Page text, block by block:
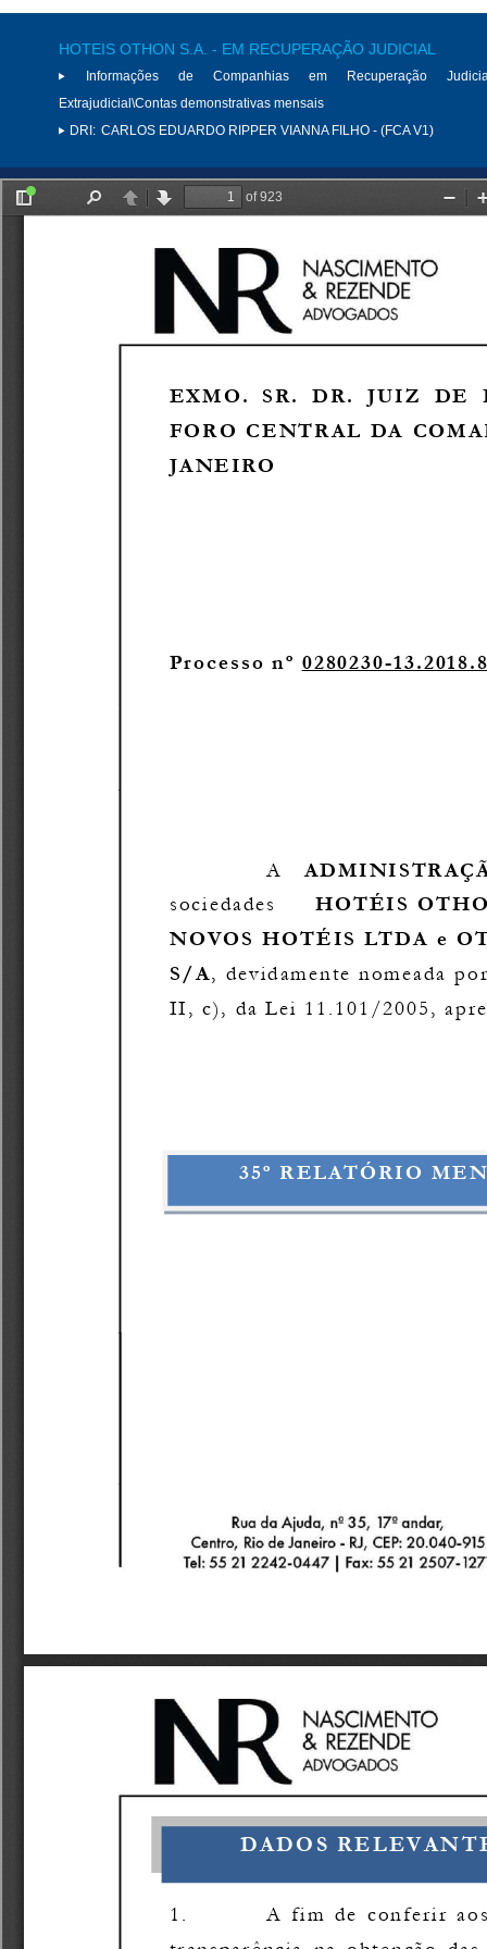
HOTEIS OTHON S.A. - EM RECUPERAÇÃO JUDICIAL
Informações de Companhias em Recuperação
Extrajudicial\Contas demonstrativas mensais
DRI: CARLOS EDUARDO RIPPER VIANNA FILHO - (FCA V1)